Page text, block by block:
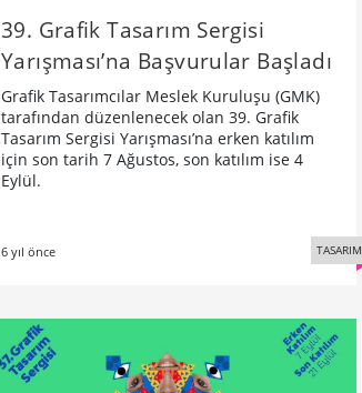
39. Grafik Tasarım Sergisi
Yarışması’na Başvurular Başladı
Grafik Tasarımcılar Meslek Kuruluşu (GMK)
tarafından düzenlenecek olan 39. Grafik
Tasarım Sergisi Yarışması’na erken katılım
için son tarih 7 Ağustos, son katılım ise 4
Eylül.
6 yıl önce TASARIM